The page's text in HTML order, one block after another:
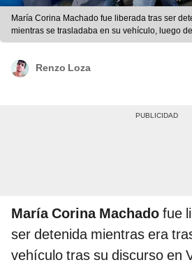
María Corina Machado fue liberada tras ser
mientras se trasladaba en su vehículo, luego
según informó Comando Venezuela. Foto:
Renzo Loza
María Corina Machado fue
ser detenida mientras era
vehículo tras su discurso en